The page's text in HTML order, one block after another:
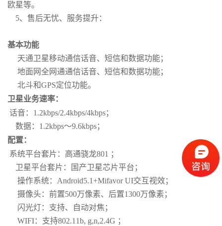
欧星等。
5、售后无忧、服务提升：
基本功能
天通卫星移动通信话音、短信和数据功能；
地面网全网通通信话音、短信和数据功能；
北斗和GPS定位功能。
卫星业务速率：
话音：1.2kbps/2.4kbps/4kbps；
数据：1.2kbps～9.6kbps；
配置：
系统平台套片：高通骁龙801 ；
卫星平台套片：国产卫星芯片平台；
操作系统：Android5.1+Mifavor UI交互视效；
摄像头：前置500万像素、后置1300万像素；
闪光灯：支持、自动对焦；
WIFI：支持802.11b, g,n,2.4G ；